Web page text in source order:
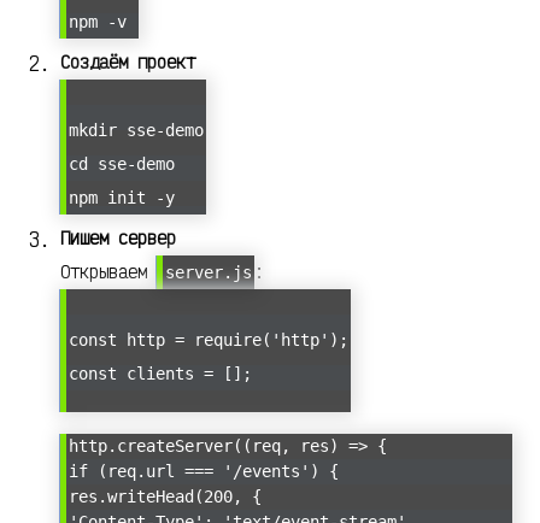
npm -v
Создаём проект
mkdir sse-demo
cd sse-demo
npm init -y
Пишем сервер
Открываем
server.js :
const http = require('http');
const clients = [];
http.createServer((req, res) => {
if (req.url === '/events') {
res.writeHead(200, {